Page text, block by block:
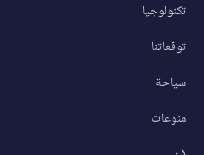
تكنولوجيا
توقعاتنا
سياحة
منوعات